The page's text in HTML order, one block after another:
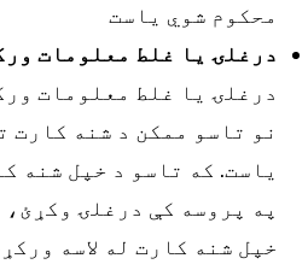
محکوم شوي یاست
درغلۍ یا غلط معلومات
درغلۍ یا غلط معلومات
نو تاسو ممکن د شنه کارت
یاست. که تاسو د خپل شنه
په پروسه کې درغلۍ وکړئ،
خپل شنه کارت له لاسه ورکړئ.